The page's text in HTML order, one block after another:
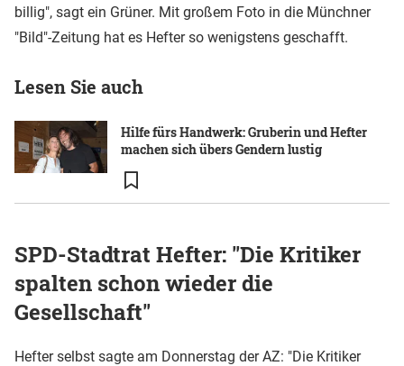
billig", sagt ein Grüner. Mit großem Foto in die Münchner
"Bild"-Zeitung hat es Hefter so wenigstens geschafft.
Lesen Sie auch
Hilfe fürs Handwerk: Gruberin und Hefter
machen sich übers Gendern lustig
SPD-Stadtrat Hefter: "Die Kritiker
spalten schon wieder die
Gesellschaft"
Hefter selbst sagte am Donnerstag der AZ: "Die Kritiker